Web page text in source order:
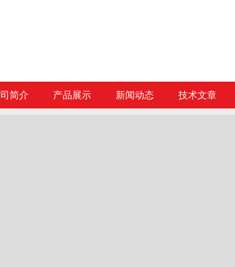
简介 产品展示 新闻动态 技术文章